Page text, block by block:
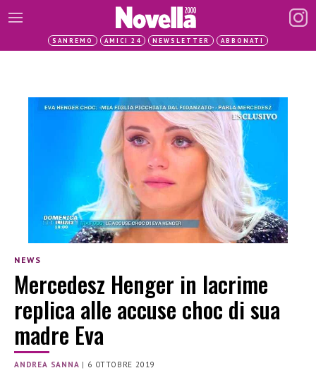
SANREMO AMICI 24 NEWSLETTER ABBONATI
NEWS
Mercedesz Henger in lacrime
replica alle accuse choc di sua
madre Eva
ANDREA SANNA | 6 OTTOBRE 2019